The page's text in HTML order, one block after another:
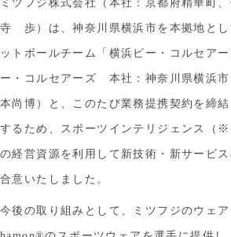
ミツフジ株式会社（本社：京都府精華町
寺 歩）は、神奈川県横浜市を本拠地とし
ットボールチーム「横浜ビー・コルセア
ー・コルセアーズ 本社：神奈川県横浜市
本尚博）と、このたび業務提携契約を締
するため、スポーツインテリジェンス（
の経営資源を利用して新技術・新サービ
合意いたしました。
今後の取り組みとして、ミツフジのウェ